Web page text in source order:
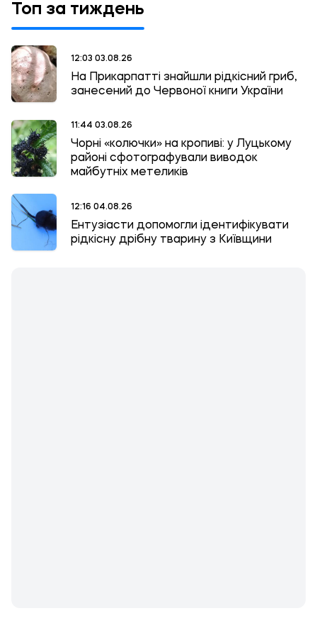
Топ за тиждень
12:03 03.08.26
На Прикарпатті знайшли рідкісний гриб,
занесений до Червоної книги України
11:44 03.08.26
Чорні «колючки» на кропиві: у Луцькому
районі сфотографували виводок
майбутніх метеликів
12:16 04.08.26
Ентузіасти допомогли ідентифікувати
рідкісну дрібну тварину з Київщини